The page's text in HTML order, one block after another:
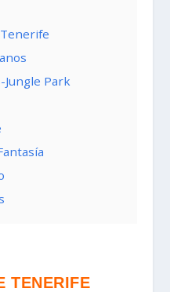
Jungle Park
TENERIFE